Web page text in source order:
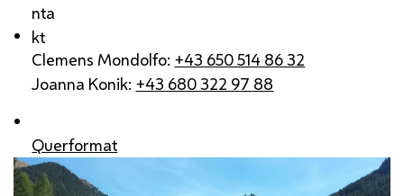
nta
kt
Clemens Mondolfo: +43 650 514 86 32
Joanna Konik: +43 680 322 97 88
Querformat